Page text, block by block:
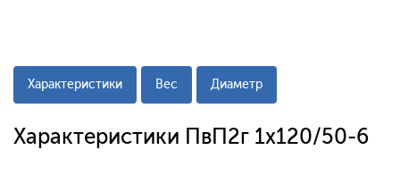
Характеристики Вес Диаметр
Характеристики ПвП2г 1x120/50-6